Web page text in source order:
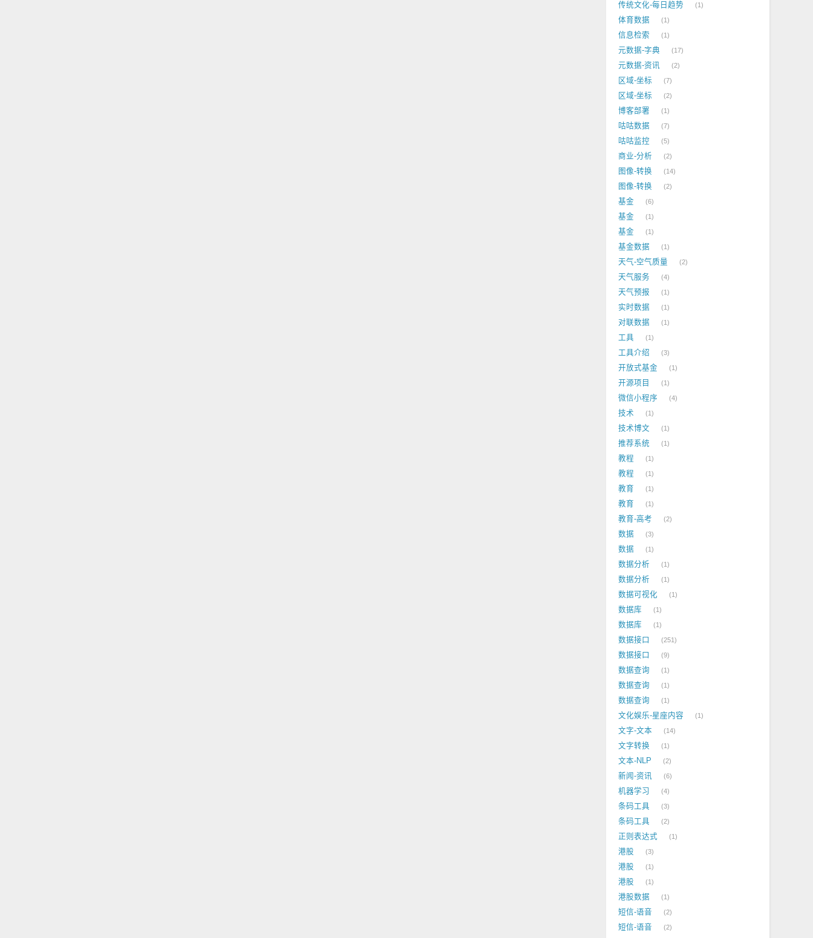
传统文化-每日趋势 1
体育数据 1
信息检索 1
元数据-字典 17
元数据-资讯 2
区域-坐标 7
区域-坐标 2
博客部署 1
咕咕数据 7
咕咕监控 5
商业-分析 2
图像-转换 14
图像-转换 2
基金 6
基金 1
基金 1
基金数据 1
天气-空气质量 2
天气服务 4
天气预报 1
实时数据 1
对联数据 1
工具 1
工具介绍 3
开放式基金 1
开源项目 1
微信小程序 4
技术 1
技术博文 1
推荐系统 1
教程 1
教程 1
教育 1
教育 1
教育-高考 2
数据 3
数据 1
数据分析 1
数据分析 1
数据可视化 1
数据库 1
数据库 1
数据接口 251
数据接口 9
数据查询 1
数据查询 1
数据查询 1
文化娱乐-星座内容 1
文字-文本 14
文字转换 1
文本-NLP 2
新闻-资讯 6
机器学习 4
条码工具 3
条码工具 2
正则表达式 1
港股 3
港股 1
港股 1
港股数据 1
短信-语音 2
短信-语音 2